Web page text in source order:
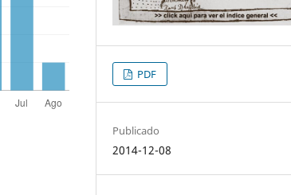
PDF
Publicado
2014-12-08